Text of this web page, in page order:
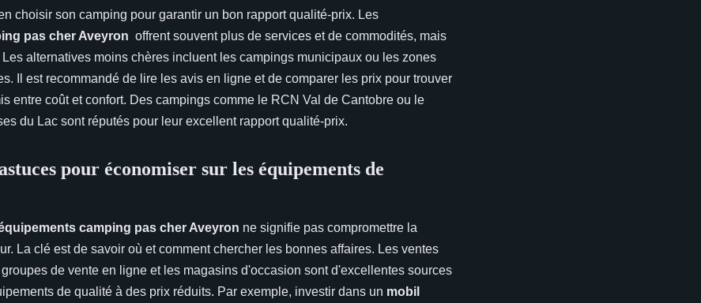
choisir son camping pour garantir un bon rapport qualité-prix. Les
pas cher Aveyron offrent souvent plus de services et de commodités, mais
alternatives moins chères incluent les campings municipaux ou les zones
Il est recommandé de lire les avis en ligne et de comparer les prix pour trouver
entre coût et confort. Des campings comme le RCN Val de Cantobre ou le
du Lac sont réputés pour leur excellent rapport qualité-prix.
pour économiser sur les équipements de
camping pas cher Aveyron ne signifie pas compromettre la
La clé est de savoir où et comment chercher les bonnes affaires. Les ventes
de vente en ligne et les magasins d'occasion sont d'excellentes sources
de qualité à des prix réduits. Par exemple, investir dans un mobil